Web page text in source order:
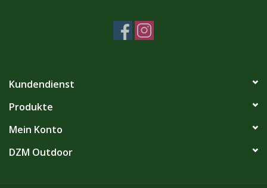
Kundendienst
Produkte
Mein Konto
DZM Outdoor